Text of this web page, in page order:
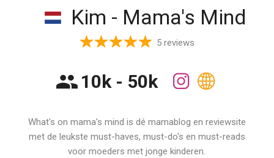
Kim - Mama's Mind
5 reviews
10k - 50k
What's on mama's mind is dé mamablog en reviewsite
met de leukste must-haves, must-do's en must-reads
voor moeders met jonge kinderen.